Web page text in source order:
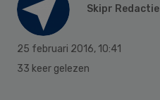
Skipr Redactie
25 februari 2016, 10:41
33 keer gelezen